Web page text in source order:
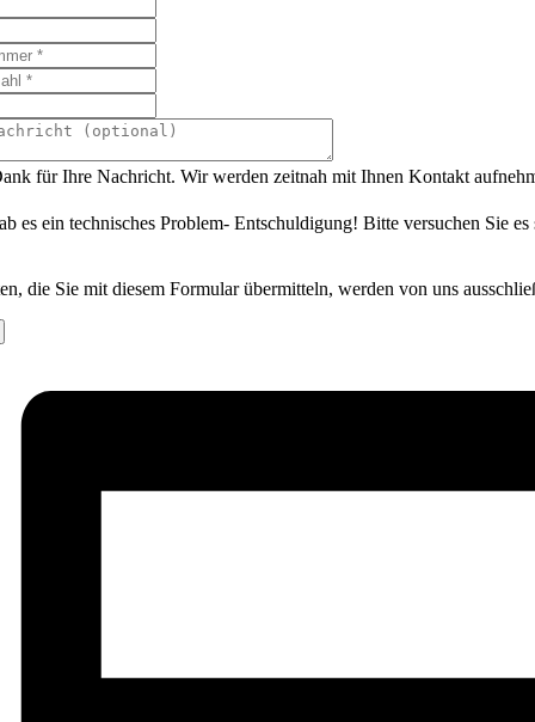
für Ihre Nachricht. Wir werden zeitnah mit Ihnen Kontakt
es ein technisches Problem- Entschuldigung! Bitte versuchen Sie
die Sie mit diesem Formular übermitteln, werden von uns